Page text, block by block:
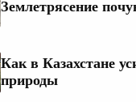
Землетрясение
Как в Казахстане
природы